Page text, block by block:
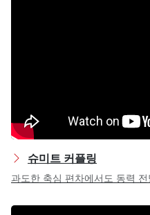
슈미트 커플링
과도한 축심 편차에서도 동력 전